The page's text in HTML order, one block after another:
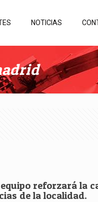
NOTICIAS
reforzará la
de la localidad.